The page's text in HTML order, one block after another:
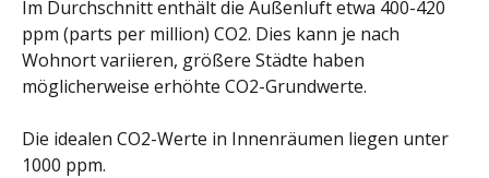
Im Durchschnitt enthält die Außenluft etwa 400-420
ppm (parts per million) CO2. Dies kann je nach
Wohnort variieren, größere Städte haben
möglicherweise erhöhte CO2-Grundwerte.
Die idealen CO2-Werte in Innenräumen liegen unter
1000 ppm.